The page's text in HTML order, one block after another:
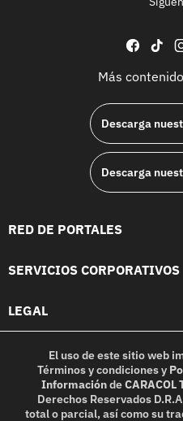
Más
Descarga
Descarga
RED DE PORTALES
SERVICIOS CORPORATIVOS
LEGAL
El uso de este sitio web
Términos y condicionesy
InformacióndeCARACOL
Derechos Reservados
total o parcial, así como su